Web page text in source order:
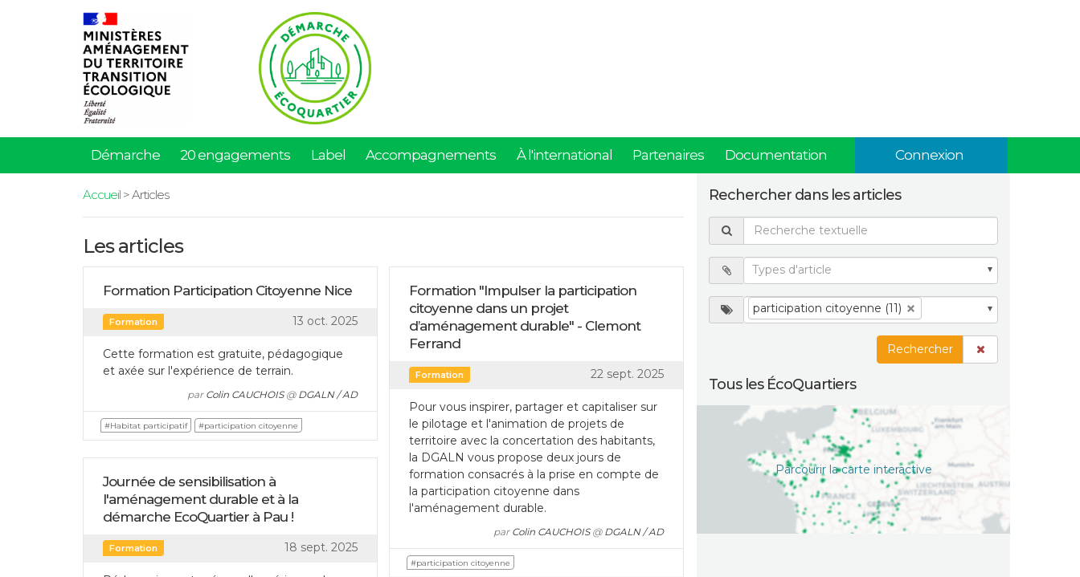
Démarche 20 engagements Label Accompagnements À l'international Partenaires Documentation Connexion
Rechercher dans les articles
participation citoyenne (11)
Rechercher
Tous les ÉcoQuartiers
Parcourir la carte interactive
Accueil> Articles
Les articles
Formation Participation Citoyenne Nice
Formation 13 oct. 2025
Cette formation est gratuite, pédagogique
et axée sur l'expérience de terrain.
parColin CAUCHOIS @DGALN / AD
#Habitat participatif #participation citoyenne
Formation "Impulser la participation
citoyenne dans un projet
d’aménagement durable" - Clemont
Ferrand
Formation 22 sept. 2025
Pour vous inspirer, partager et capitaliser sur
le pilotage et l'animation de projets de
territoire avec la concertation des habitants,
la DGALN vous propose deux jours de
formation consacrés à la prise en compte de
la participation citoyenne dans
l'aménagement durable.
parColin CAUCHOIS @DGALN / AD
#participation citoyenne
Journée de sensibilisation à
l'aménagement durable et à la
démarche EcoQuartier à Pau !
Formation 18 sept. 2025